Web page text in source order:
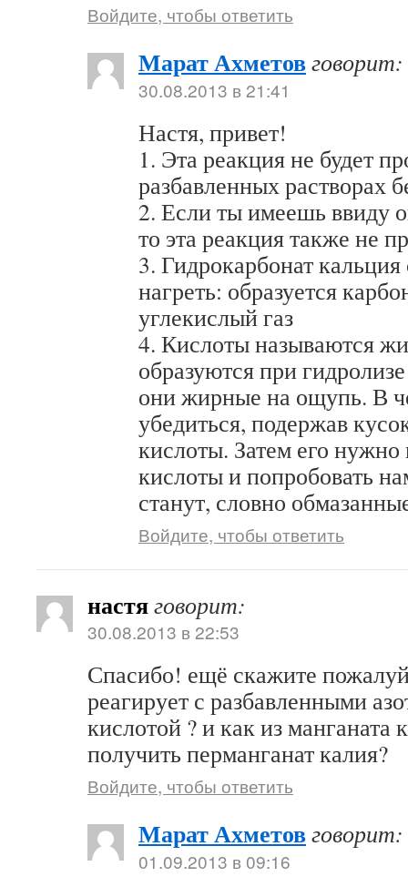
Войдите, чтобы ответить
Марат Ахметовговорит:
30.08.2013 в 21:41
Настя, привет!
1. Эта реакция не будет
разбавленных растворах
2. Если ты имеешь ввиду
то эта реакция также не
3. Гидрокарбонат
нагреть: образуется
углекислый газ
4. Кислоты называются
образуются при
они жирные на ощупь. В
убедиться, подержав
кислоты. Затем его
кислоты и попробовать
станут, словно
Войдите, чтобы ответить
настяговорит:
30.08.2013 в 22:53
Спасибо! ещё скажите
реагирует с разбавленными
кислотой ? и как из манганата
получить перманганат калия?
Войдите, чтобы ответить
Марат Ахметовговорит:
01.09.2013 в 09:16